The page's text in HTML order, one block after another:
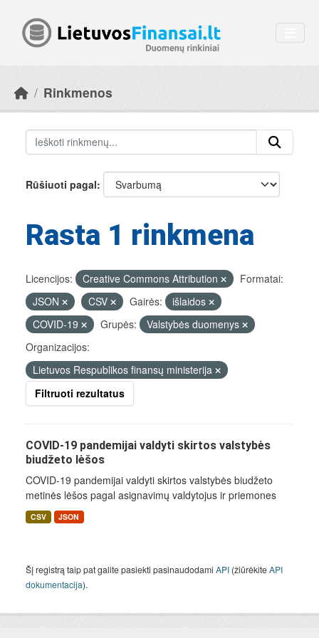
Rinkmenos
Rūšiuoti pagal
Rasta 1 rinkmena
Licencijos: Creative Commons Attribution
Formatai:
JSON
CSV Gairės:
išlaidos
COVID-19
Grupės:
Valstybės duomenys
Organizacijos:
Lietuvos Respublikos finansų ministerija
Filtruoti rezultatus
COVID-19 pandemijai valdyti skirtos valstybės
biudžeto lėšos
COVID-19 pandemijai valdyti skirtos valstybės biudžeto
metinės lėšos pagal asignavimų valdytojus ir priemones
CSV JSON
Šį registrą taip pat galite pasiekti pasinaudodami API (žiūrėkiteAPI
dokumentacija).